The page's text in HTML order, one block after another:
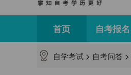
首页 自考报名
自学考试 > 自考问答 >